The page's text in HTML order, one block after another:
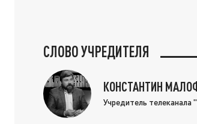
СЛОВО УЧРЕДИТЕЛЯ
КОНСТАНТИН
Учредитель телеканала